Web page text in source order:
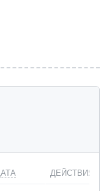
ДЕЙСТВИЯ